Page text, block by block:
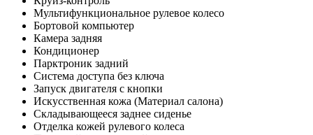
Мультифункциональное рулевое колесо
Бортовой компьютер
Камера задняя
Кондиционер
Парктроник задний
Система доступа без ключа
Запуск двигателя с кнопки
Искусственная кожа (Материал салона)
Складывающееся заднее сиденье
Отделка кожей рулевого колеса